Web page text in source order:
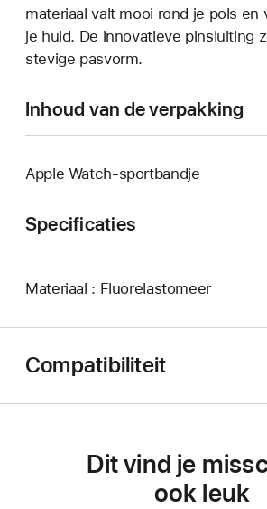
materiaal valt mooi rond je pols en
je huid. De innovatieve pinsluiting
stevige pasvorm.
Inhoud van de verpakking
Apple Watch-sportbandje
Specificaties
Materiaal : Fluorelastomeer
Compatibiliteit
Dit vind je
ook leuk